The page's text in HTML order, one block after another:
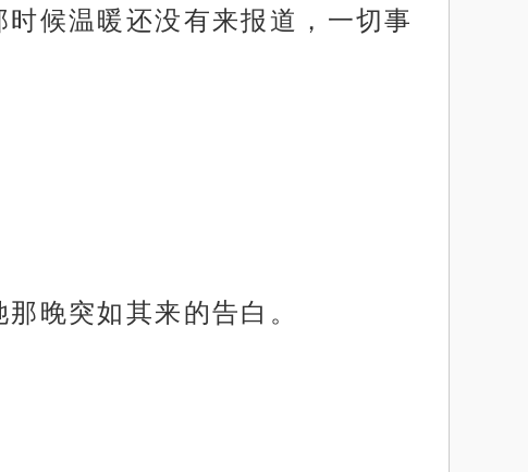
候温暖还没有来报道，一切事
晚突如其来的告白。